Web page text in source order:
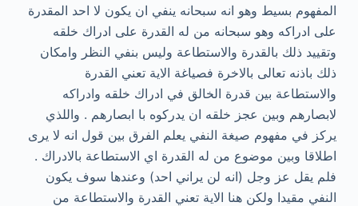
المفهوم بسيط وهو انه سبحانه ينفي ان يكون لا احد المقدرة
على ادراكه وهو سبحانه من له القدرة على ادراك خلقه
وتقييد ذلك بالقدرة والاستطاعة وليس بنفي النظر وامكان
ذلك باذنه تعالى بالاخرة فصياغة الاية تعني القدرة
والاستطاعة بين قدرة الخالق في ادراك خلقه وادراكه
لابصارهم وبين عجز خلقه ان يدركوه با ابصارهم . واللذي
يركز في مفهوم صيغة النفي يعلم الفرق بين قول انه لا يرى
اطلاقا وبين موضوع من له القدرة اي الاستطاعة بالادراك .
فلم يقل عز وجل (انه لن يراني احد) وعندها سوف يكون
النفي مقيدا ولكن هنا الاية تعني القدرة والاستطاعة من